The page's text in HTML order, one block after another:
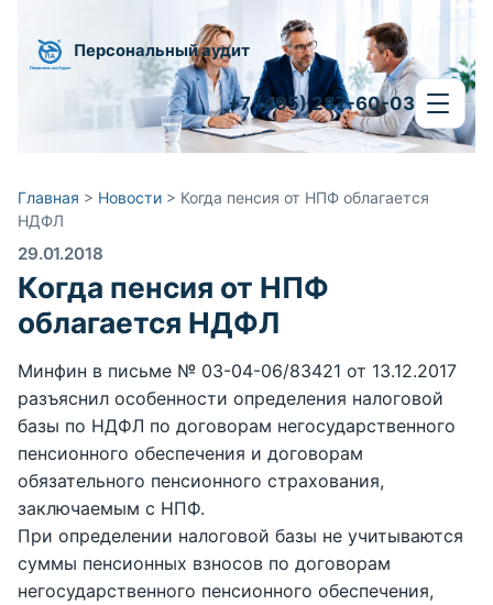
Персональный аудит
+7 (495) 287-60-03
Главная > Новости > Когда пенсия от НПФ облагается
НДФЛ
29.01.2018
Когда пенсия от НПФ
облагается НДФЛ
Минфин в письме № 03-04-06/83421 от 13.12.2017
разъяснил особенности определения налоговой
базы по НДФЛ по договорам негосударственного
пенсионного обеспечения и договорам
обязательного пенсионного страхования,
заключаемым с НПФ.
При определении налоговой базы не учитываются
суммы пенсионных взносов по договорам
негосударственного пенсионного обеспечения,